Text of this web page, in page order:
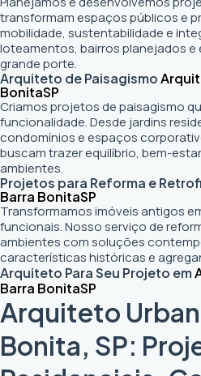
transformam espaços públicos e
mobilidade, sustentabilidade e
loteamentos, bairros planejados e
grande porte.
Arquiteto de Paisagismo
BonitaSP
Criamos projetos de paisagismo
funcionalidade. Desde jardins
condomínios e espaços
buscam trazer equilíbrio, bem-
ambientes.
Projetos para Reforma e
Barra BonitaSP
Transformamos imóveis antigos
funcionais. Nosso serviço de
ambientes com soluções
características históricas e
Arquiteto Para Seu Projeto em
Barra BonitaSP
Arquiteto
Bonita, SP: